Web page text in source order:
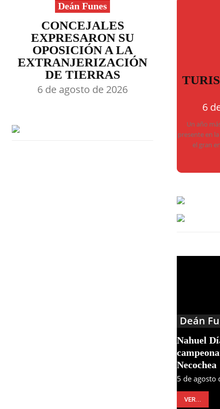
Deán Funes
CONCEJALES
EXPRESARON SU
OPOSICIÓN A LA
EXTRANJERIZACIÓN
DE TIERRAS
6 de agosto de 2026
6
Un año
presente en
el gran
Deán
Nahuel
Necochea
5 de agosto
VER...